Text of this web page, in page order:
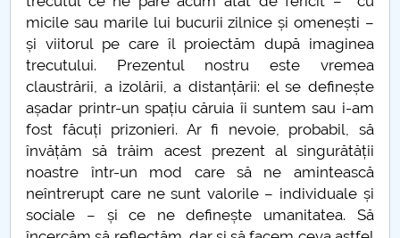
Relații Internaționale
PNRR
Proiect PRIM STUD
Proiect SU-ETIC
Protecția datelor personale
micile sau marile lui bucurii zilnice și omenești –
și viitorul pe care îl proiectăm după imaginea
trecutului. Prezentul nostru este vremea
claustrării, a izolării, a distanțării: el se definește
așadar printr-un spațiu căruia îi suntem sau i-am
fost făcuți prizonieri. Ar fi nevoie, probabil, să
învățăm să trăim acest prezent al singurătății
noastre într-un mod care să ne amintească
neîntrerupt care ne sunt valorile – individuale și
sociale – și ce ne definește umanitatea. Să